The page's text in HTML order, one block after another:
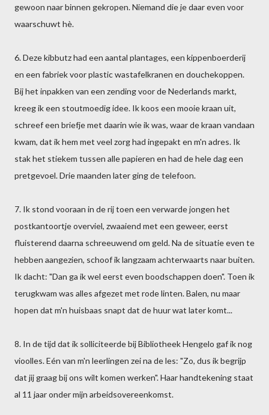
gewoon naar binnen gekropen. Niemand die je daar even voor
waarschuwt hè.
6. Deze kibbutz had een aantal plantages, een kippenboerderij
en een fabriek voor plastic wastafelkranen en douchekoppen.
Bij het inpakken van een zending voor de Nederlands markt,
kreeg ik een stoutmoedig idee. Ik koos een mooie kraan uit,
schreef een briefje met daarin wie ik was, waar de kraan vandaan
kwam, dat ik hem met veel zorg had ingepakt en m'n adres. Ik
stak het stiekem tussen alle papieren en had de hele dag een
pretgevoel. Drie maanden later ging de telefoon.
7. Ik stond vooraan in de rij toen een verwarde jongen het
postkantoortje overviel, zwaaiend met een geweer, eerst
fluisterend daarna schreeuwend om geld. Na de situatie even te
hebben aangezien, schoof ik langzaam achterwaarts naar buiten.
Ik dacht: "Dan ga ik wel eerst even boodschappen doen". Toen ik
terugkwam was alles afgezet met rode linten. Balen, nu maar
hopen dat m'n huisbaas snapt dat de huur wat later komt...
8. In de tijd dat ik solliciteerde bij Bibliotheek Hengelo gaf ik nog
vioolles. Eén van m'n leerlingen zei na de les: "Zo, dus ik begrijp
dat jij graag bij ons wilt komen werken". Haar handtekening staat
al 11 jaar onder mijn arbeidsovereenkomst.